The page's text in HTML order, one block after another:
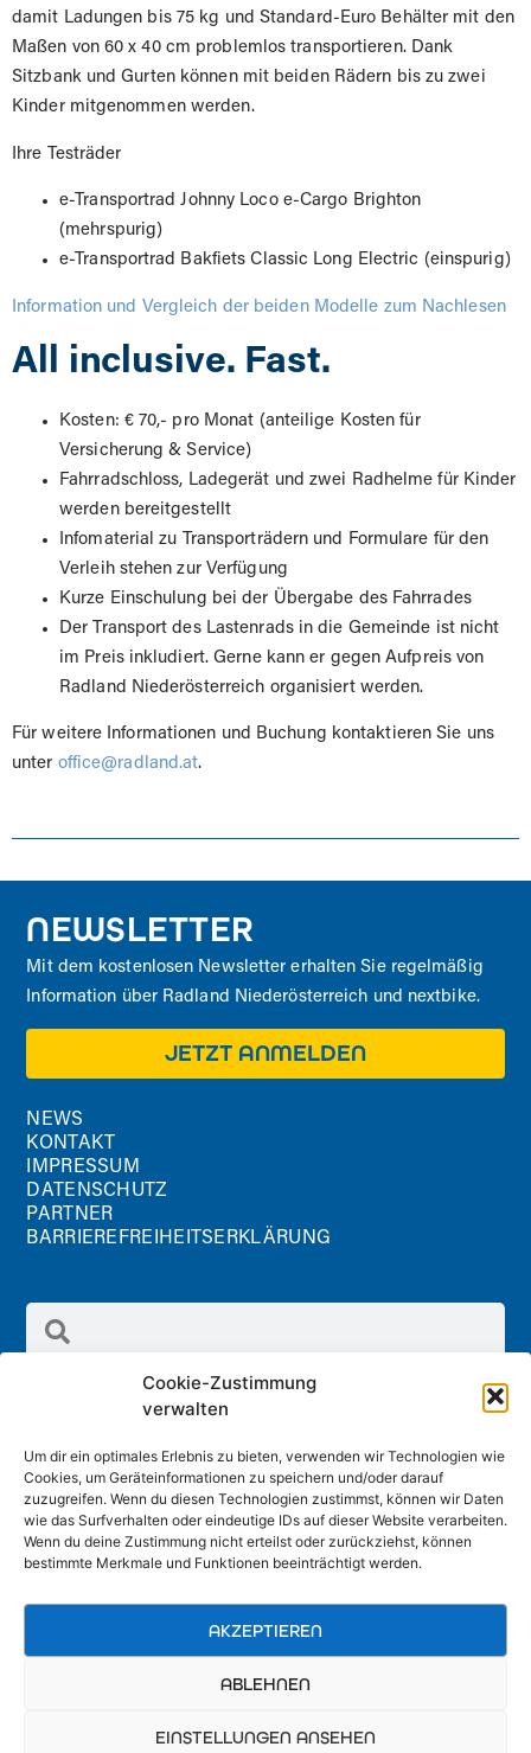
Cookie-Zustimmung
verwalten
Um dir ein optimales Erlebnis zu bieten, verwenden wir Technologien wie
Cookies, um Geräteinformationen zu speichern und/oder darauf
zuzugreifen. Wenn du diesen Technologien zustimmst, können wir Daten
wie das Surfverhalten oder eindeutige IDs auf dieser Website verarbeiten.
Wenn du deine Zustimmung nicht erteilst oder zurückziehst, können
bestimmte Merkmale und Funktionen beeinträchtigt werden.
AKZEPTIEREN
ABLEHNEN
EINSTELLUNGEN ANSEHEN
damit Ladungen bis 75 kg und Standard-Euro Behälter mit den
Maßen von 60 x 40 cm problemlos transportieren. Dank
Sitzbank und Gurten können mit beiden Rädern bis zu zwei
Kinder mitgenommen werden.
Ihre Testräder
e-Transportrad Johnny Loco e-Cargo Brighton
(mehrspurig)
e-Transportrad Bakfiets Classic Long Electric (einspurig)
Information und Vergleich der beiden Modelle zum Nachlesen
All inclusive. Fast.
Kosten: € 70,- pro Monat (anteilige Kosten für
Versicherung & Service)
Fahrradschloss, Ladegerät und zwei Radhelme für Kinder
werden bereitgestellt
Infomaterial zu Transporträdern und Formulare für den
Verleih stehen zur Verfügung
Kurze Einschulung bei der Übergabe des Fahrrades
Der Transport des Lastenrads in die Gemeinde ist nicht
im Preis inkludiert. Gerne kann er gegen Aufpreis von
Radland Niederösterreich organisiert werden.
Für weitere Informationen und Buchung kontaktieren Sie uns
unter office@radland.at.
NEWSLETTER
Mit dem kostenlosen Newsletter erhalten Sie regelmäßig
Information über Radland Niederösterreich und nextbike.
JETZT ANMELDEN
NEWS
KONTAKT
IMPRESSUM
DATENSCHUTZ
PARTNER
BARRIEREFREIHEITSERKLÄRUNG
Radland GmbH
Schreinergasse 2/1.Stock, 3100 St. Pölten
office@radland.at